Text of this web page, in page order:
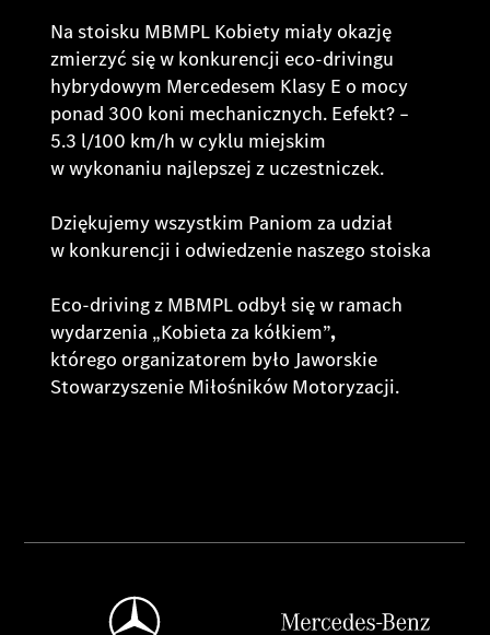
Na stoisku MBMPL Kobiety miały okazję
zmierzyć się w konkurencji eco-drivingu
hybrydowym Mercedesem Klasy E o mocy
ponad 300 koni mechanicznych. Eefekt? –
5.3 l/100 km/h w cyklu miejskim
w wykonaniu najlepszej z uczestniczek.
Dziękujemy wszystkim Paniom za udział
w konkurencji i odwiedzenie naszego stoiska
Eco-driving z MBMPL odbył się w ramach
wydarzenia „Kobieta za kółkiem”,
którego organizatorem było Jaworskie
Stowarzyszenie Miłośników Motoryzacji.